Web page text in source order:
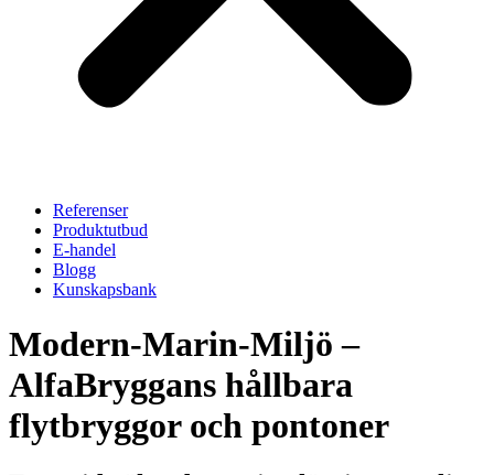
Referenser
Produktutbud
E-handel
Blogg
Kunskapsbank
Modern-Marin-Miljö –
AlfaBryggans hållbara
flytbryggor och pontoner